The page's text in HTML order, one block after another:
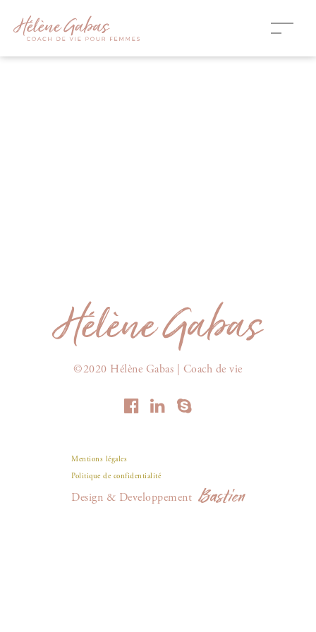
©2020 Hélène Gabas | Coach de vie
Mentions légales
Politique de confidentialité
Design & Developpement Bastien